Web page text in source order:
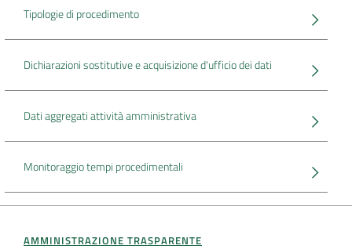
SERVIZI
AMBIENTALI
Tipologie di procedimento
Dichiarazioni sostitutive e acquisizione d'ufficio dei dati
Dati aggregati attività amministrativa
Monitoraggio tempi procedimentali
AMMINISTRAZIONE TRASPARENTE